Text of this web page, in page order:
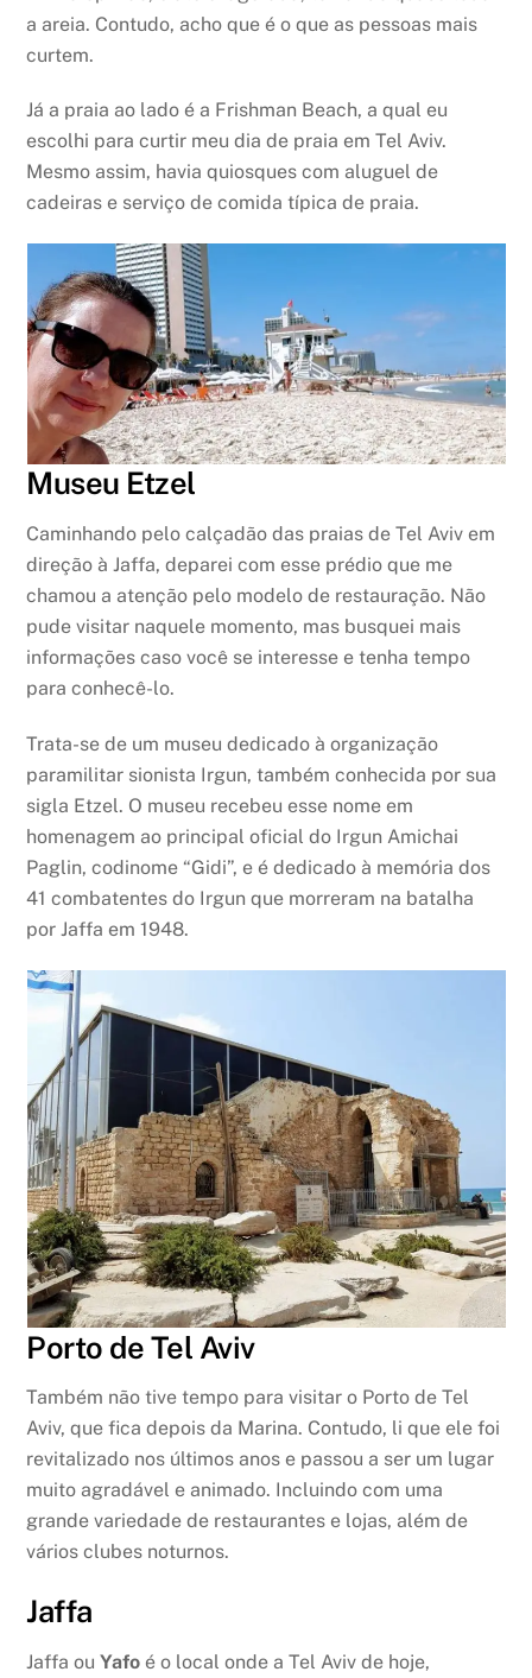
a areia. Contudo, acho que é o que as pessoas mais
curtem.
Já a praia ao lado é a Frishman Beach, a qual eu
escolhi para curtir meu dia de praia em Tel Aviv.
Mesmo assim, havia quiosques com aluguel de
cadeiras e serviço de comida típica de praia.
Museu Etzel
Caminhando pelo calçadão das praias de Tel Aviv em
direção à Jaffa, deparei com esse prédio que me
chamou a atenção pelo modelo de restauração. Não
pude visitar naquele momento, mas busquei mais
informações caso você se interesse e tenha tempo
para conhecê-lo.
Trata-se de um museu dedicado à organização
paramilitar sionista Irgun, também conhecida por sua
sigla Etzel. O museu recebeu esse nome em
homenagem ao principal oficial do Irgun Amichai
Paglin, codinome “Gidi”, e é dedicado à memória dos
41 combatentes do Irgun que morreram na batalha
por Jaffa em 1948.
Porto de Tel Aviv
Também não tive tempo para visitar o Porto de Tel
Aviv, que fica depois da Marina. Contudo, li que ele foi
revitalizado nos últimos anos e passou a ser um lugar
muito agradável e animado. Incluindo com uma
grande variedade de restaurantes e lojas, além de
vários clubes noturnos.
Jaffa
Jaffa ouYafo é o local onde a Tel Aviv de hoje,